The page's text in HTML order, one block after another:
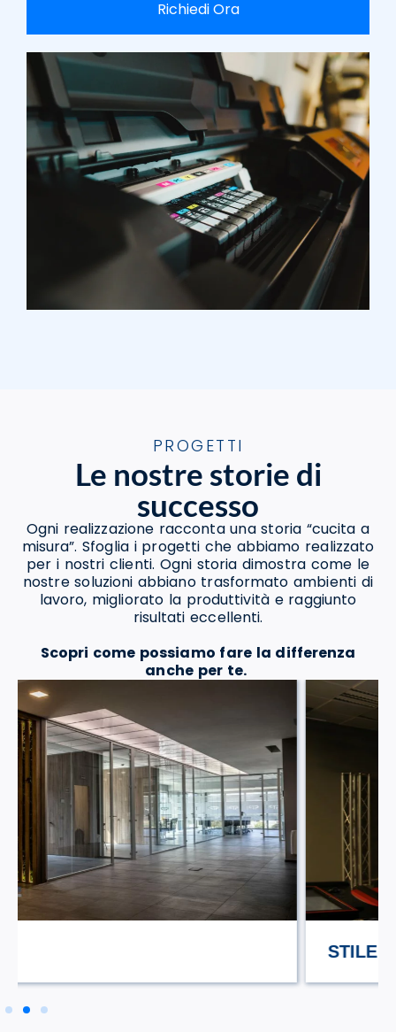
Richiedi Ora
PROGETTI
Le nostre storie di
successo
Ogni realizzazione racconta una storia “cucita a
misura”. Sfoglia i progetti che abbiamo realizzato
per i nostri clienti. Ogni storia dimostra come le
nostre soluzioni abbiano trasformato ambienti di
lavoro, migliorato la produttività e raggiunto
risultati eccellenti.
Scopri come possiamo fare la differenza
anche per te.